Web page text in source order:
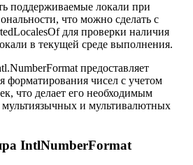
поддерживаемые локали при
что можно сделать с
для проверки наличия
в текущей среде выполнения.
предоставляет
чисел с учетом
что делает его необходимым
мультиязычных и мультивалютных
IntlNumberFormat